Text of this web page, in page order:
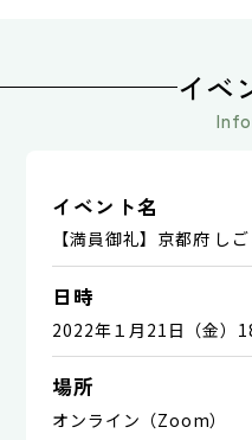
イベ
イベント名
【満員御礼】京都府 し
日時
2022年１月21日（金）
場所
オンライン（Zoom）